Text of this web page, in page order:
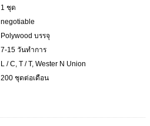
1 ชุด
negotiable
Polywood บรรจุ
7-15 วันทำการ
L / C, T / T, Wester N Union
200 ชุดต่อเดือน